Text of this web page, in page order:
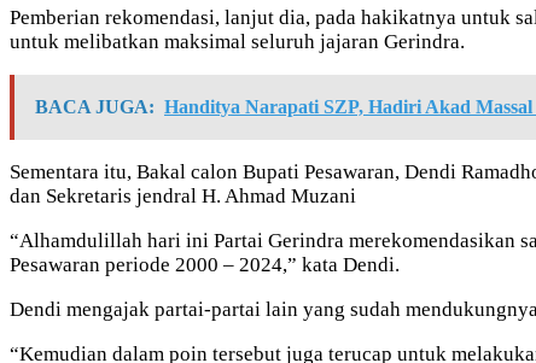
Pemberian rekomendasi, lanjut dia, pada hakikatnya untuk
untuk melibatkan maksimal seluruh jajaran Gerindra.
BACA JUGA: Handitya Narapati SZP, Hadiri Akad
Sementara itu, Bakal calon Bupati Pesawaran, Dendi
dan Sekretaris jendral H. Ahmad Muzani
“Alhamdulillah hari ini Partai Gerindra merekomendasikan
Pesawaran periode 2000 – 2024,” kata Dendi.
Dendi mengajak partai-partai lain yang sudah
“Kemudian dalam poin tersebut juga terucap untuk